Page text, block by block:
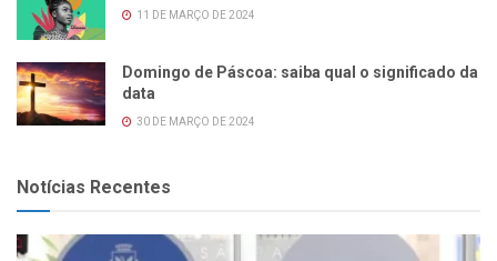
11 DE MARÇO DE 2024
Domingo de Páscoa: saiba qual o significado da
data
30 DE MARÇO DE 2024
Notícias Recentes